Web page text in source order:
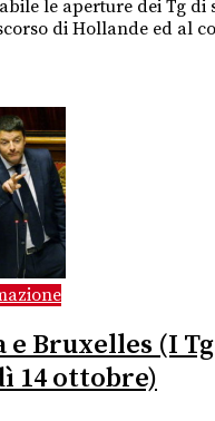
le aperture dei Tg di
di Hollande ed al
e Bruxelles (I
14 ottobre)